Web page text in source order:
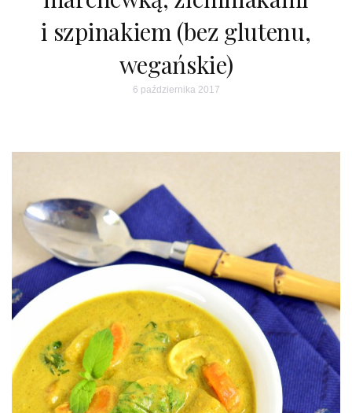
i szpinakiem (bez glutenu,
wegańskie)
6 października 2017